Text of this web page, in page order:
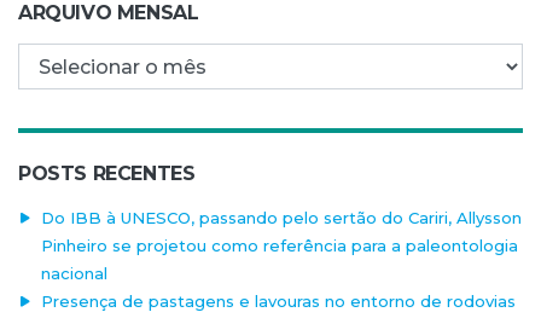
ARQUIVO MENSAL
Arquivo mensal
POSTS RECENTES
Do IBB à UNESCO, passando pelo sertão do Cariri, Allysson
Pinheiro se projetou como referência para a paleontologia
nacional
Presença de pastagens e lavouras no entorno de rodovias